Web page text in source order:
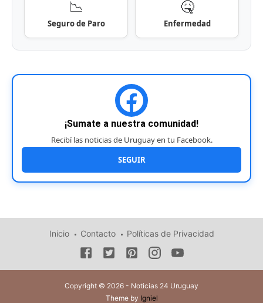
📉
Seguro de Paro
🤒
Enfermedad
¡Sumate a nuestra comunidad!
Recibí las noticias de Uruguay en tu Facebook.
SEGUIR
Inicio Contacto Políticas de Privacidad
Copyright © 2026 - Noticias 24 Uruguay
Theme by Igniel